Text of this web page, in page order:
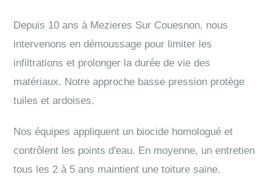
Depuis 10 ans à Mezieres Sur Couesnon, nous
intervenons en démoussage pour limiter les
infiltrations et prolonger la durée de vie des
matériaux. Notre approche basse pression protège
tuiles et ardoises.
Nos équipes appliquent un biocide homologué et
contrôlent les points d'eau. En moyenne, un entretien
tous les 2 à 5 ans maintient une toiture saine.